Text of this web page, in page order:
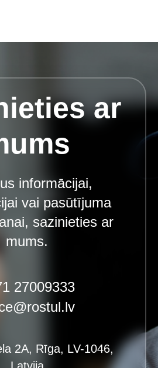
ar
informācijai,
vai pasūtījuma
sazinieties ar
mums.
27009333
2A, Rīga, LV-1046,